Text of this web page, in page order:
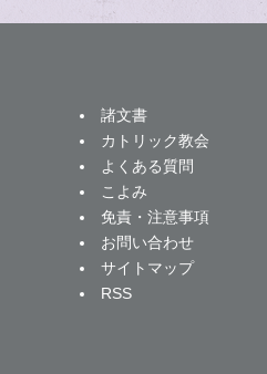
諸文書
カトリック教会
よくある質問
こよみ
免責・注意事項
お問い合わせ
サイトマップ
RSS